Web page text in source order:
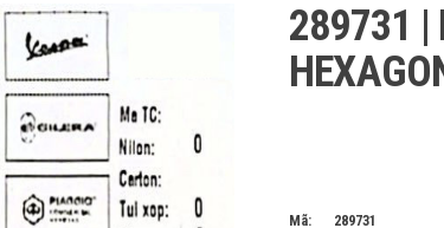
289731 |
Mã:
289731